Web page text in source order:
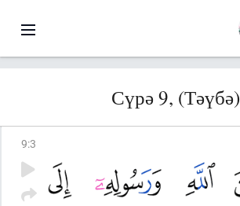
Сүрә 9, (Тәүбә)
9:3